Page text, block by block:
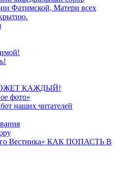
Фатимской, Матери всех
КАЖДЫЙ!
фото»
наших читателей
Вестника» КАК ПОПАСТЬ В